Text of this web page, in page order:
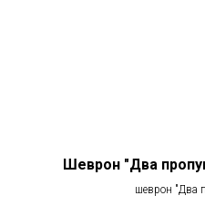
Шеврон "Два
шеврон "Два